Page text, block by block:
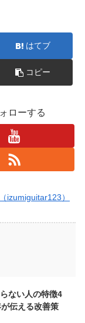
はてブ
コピー
ローする
izumiguitar123）
ない人の特徴4
伝える改善策